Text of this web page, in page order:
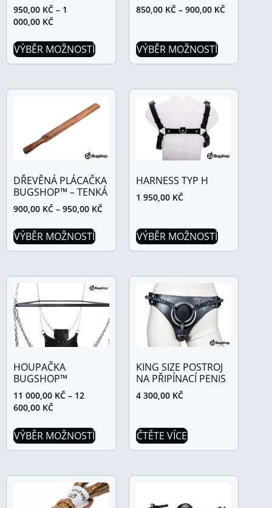
950,00 KČ – 1
000,00 KČ
VÝBĚR MOŽNOSTÍ
850,00 KČ – 900,00 KČ
VÝBĚR MOŽNOSTÍ
DŘEVĚNÁ PLÁCAČKA
BUGSHOP™ – TENKÁ
900,00 KČ – 950,00 KČ
VÝBĚR MOŽNOSTÍ
HARNESS TYP H
1 950,00 KČ
VÝBĚR MOŽNOSTÍ
HOUPAČKA
BUGSHOP™
11 000,00 KČ – 12
600,00 KČ
VÝBĚR MOŽNOSTÍ
KING SIZE POSTROJ
NA PŘIPÍNACÍ PENIS
4 300,00 KČ
ČTĚTE VÍCE